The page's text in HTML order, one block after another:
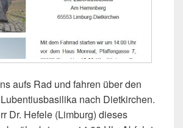
aufs Rad und fahren über den
nach Dietkirchen.
Dr. Hefele (Limburg) dieses